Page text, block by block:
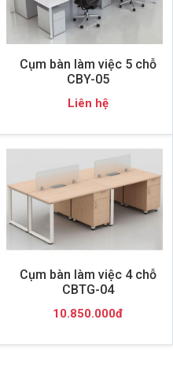
Cụm bàn làm việc 5 chỗ
CBY-05
Liên hệ
Cụm bàn làm việc 4 chỗ
CBTG-04
10.850.000đ